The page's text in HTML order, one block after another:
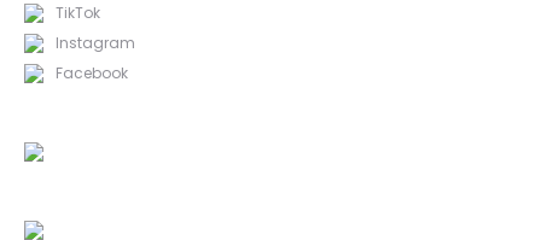
TikTok
Instagram
Facebook